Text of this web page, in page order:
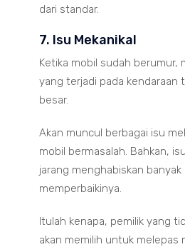
dari standar.
7. Isu Mekanikal
Ketika mobil sudah berumur,
yang terjadi pada kendaraan
besar.
Akan muncul berbagai isu
mobil bermasalah. Bahkan,
jarang menghabiskan
memperbaikinya.
Itulah kenapa, pemilik yang
akan memilih untuk melepas